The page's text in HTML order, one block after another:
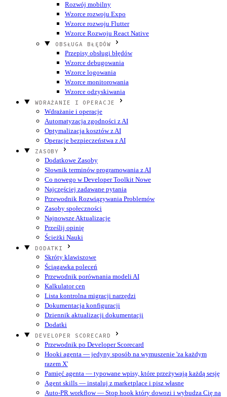
Rozwój mobilny
Wzorce rozwoju Expo
Wzorce rozwoju Flutter
Wzorce Rozwoju React Native
OBSŁUGA BŁĘDÓW
Przepisy obsługi błędów
Wzorce debugowania
Wzorce logowania
Wzorce monitorowania
Wzorce odzyskiwania
WDRAŻANIE I OPERACJE
Wdrażanie i operacje
Automatyzacja zgodności z AI
Optymalizacja kosztów z AI
Operacje bezpieczeństwa z AI
ZASOBY
Dodatkowe Zasoby
Słownik terminów programowania z AI
Co nowego w Developer Toolkit Nowe
Najczęściej zadawane pytania
Przewodnik Rozwiązywania Problemów
Zasoby społeczności
Najnowsze Aktualizacje
Prześlij opinię
Ścieżki Nauki
DODATKI
Skróty klawiszowe
Ściągawka poleceń
Przewodnik porównania modeli AI
Kalkulator cen
Lista kontrolna migracji narzędzi
Dokumentacja konfiguracji
Dziennik aktualizacji dokumentacji
Dodatki
DEVELOPER SCORECARD
Przewodnik po Developer Scorecard
Hooki agenta — jedyny sposób na wymuszenie 'za każdym
razem X'
Pamięć agenta — typowane wpisy, które przeżywają każdą sesję
Agent skills — instaluj z marketplace i pisz własne
Auto-PR workflow — Stop hook który dowozi i wybudza Cię na